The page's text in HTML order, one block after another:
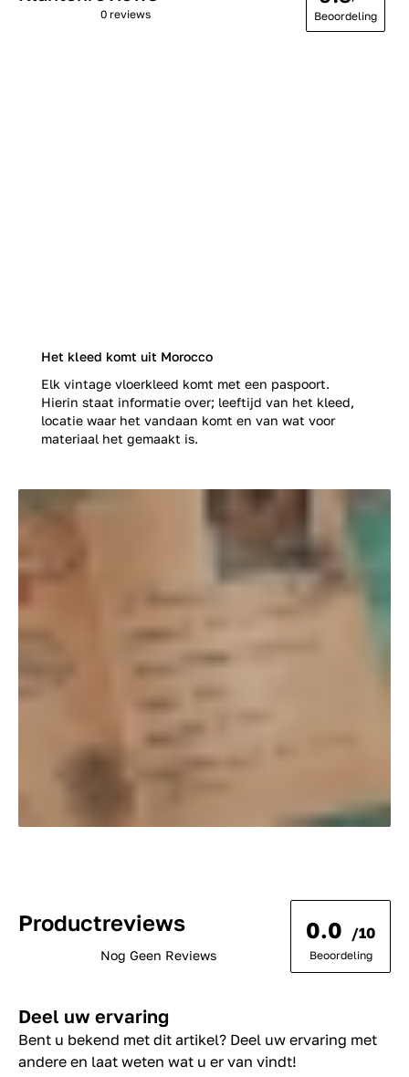
Het kleed komt uit Morocco
Elk vintage vloerkleed komt met een paspoort.
Hierin staat informatie over; leeftijd van het kleed,
locatie waar het vandaan komt en van wat voor
materiaal het gemaakt is.
0 reviews Beoordeling
Productreviews
Nog Geen Reviews
0.0 /10
Beoordeling
Deel uw ervaring
Bent u bekend met dit artikel? Deel uw ervaring met
andere en laat weten wat u er van vindt!